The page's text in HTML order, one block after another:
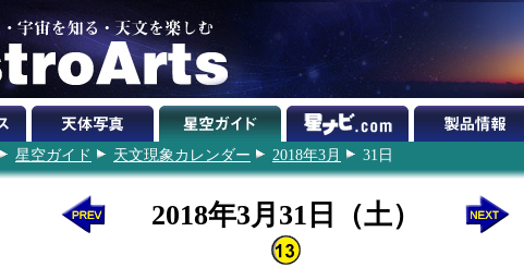
星空ガイド 天文現象カレンダー 2018年3月 31日
2018年3月31日（土）